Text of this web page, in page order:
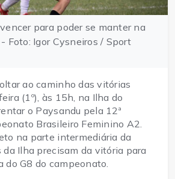
para poder se manter na
Foto: Igor Cysneiros / Sport
ao caminho das vitórias
(1º), às 15h, na Ilha do
o Paysandu pela 12ª
Brasileiro Feminino A2.
na parte intermediária da
da Ilha precisam da vitória para
do G8 do campeonato.